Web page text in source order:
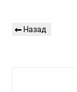
по
Предыдущая
Назад